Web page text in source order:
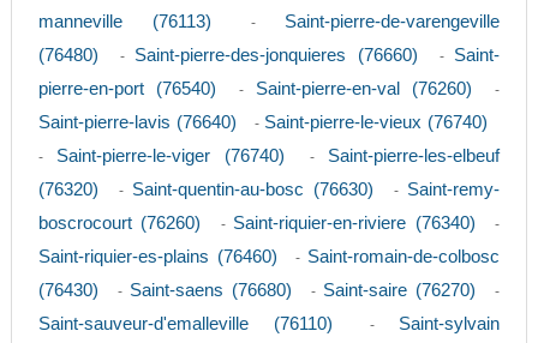
manneville (76113)
- Saint-pierre-de-varengeville
(76480)
- Saint-pierre-des-jonquieres (76660) - Saint-
pierre-en-port (76540)
- Saint-pierre-en-val (76260) -
Saint-pierre-lavis (76640) - Saint-pierre-le-vieux (76740)
- Saint-pierre-le-viger (76740) - Saint-pierre-les-elbeuf
(76320)
- Saint-quentin-au-bosc (76630) - Saint-remy-
boscrocourt (76260)
- Saint-riquier-en-riviere (76340) -
Saint-riquier-es-plains (76460) - Saint-romain-de-colbosc
(76430)
- Saint-saens (76680) - Saint-saire (76270) -
Saint-sauveur-d'emalleville (76110) - Saint-sylvain